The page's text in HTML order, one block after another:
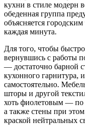
кухни в стиле модерн
обеденная группа
объясняется
каждая минута.
Для того, чтобы
вернувшись с работы
— достаточно барной
кухонного гарнитура,
самостоятельно.
шторы и другой
хоть фиолетовым — по
а также стены при
краской нейтральных